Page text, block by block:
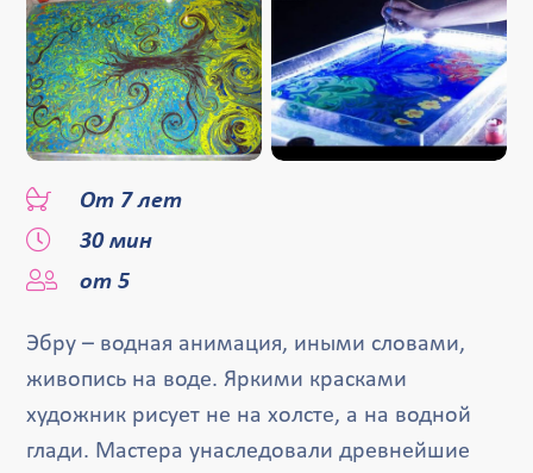
От 7 лет
30 мин
от 5
Эбру – водная анимация, иными словами,
живопись на воде. Яркими красками
художник рисует не на холсте, а на водной
глади. Мастера унаследовали древнейшие